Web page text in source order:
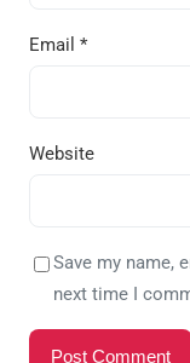
Email *
Website
Save my name,
next time I